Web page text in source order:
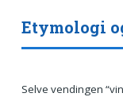
Etymologi
Selve vendingen